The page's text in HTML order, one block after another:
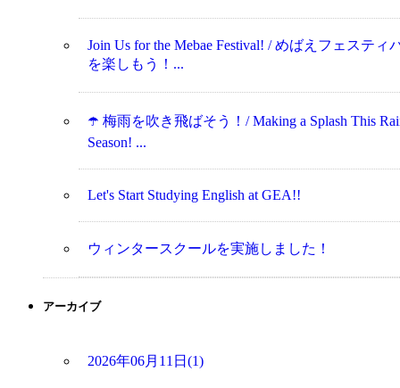
Join Us for the Mebae Festival! / めばえフェスティ
を楽しもう！...
☂️ 梅雨を吹き飛ばそう！/ Making a Splash This
Season! ...
Let's Start Studying English at GEA!!
ウィンタースクールを実施しました！
アーカイブ
2026年06月11日(1)